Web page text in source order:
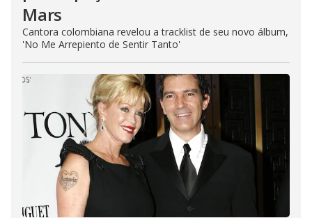
Mars
Cantora colombiana revelou a ​tracklist de seu novo álbum,
'No Me Arrepiento de Sentir Tanto'